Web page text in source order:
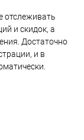
отслеживать
и скидок, а
Достаточно
и в